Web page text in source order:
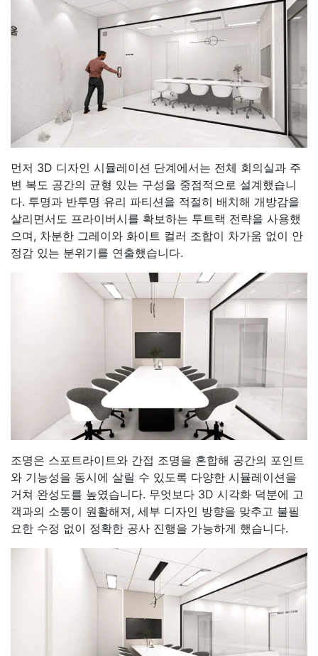
먼저 3D 디자인 시뮬레이션 단계에서는 전체 회의실과 주
변 복도 공간의 균형 있는 구성을 중점적으로 설계했습니
다. 투명과 반투명 유리 파티션을 적절히 배치해 개방감을
살리면서도 프라이버시를 확보하는 투트랙 전략을 사용했
으며, 차분한 그레이와 화이트 컬러 조합이 차가움 없이 안
정감 있는 분위기를 연출했습니다.
조명은 스포트라이트와 간접 조명을 혼합해 공간의 포인트
와 기능성을 동시에 살릴 수 있도록 다양한 시뮬레이션을
거쳐 완성도를 높였습니다. 무엇보다 3D 시각화 덕분에 고
객과의 소통이 원활해져, 세부 디자인 방향을 맞추고 불필
요한 수정 없이 정확한 공사 진행을 가능하게 했습니다.